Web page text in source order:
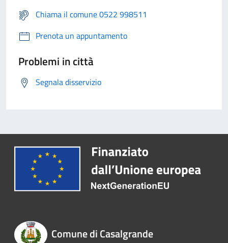
Chiama il comune 0522 998511
Prenota un appuntamento
Problemi in città
Segnala disservizio
Comune di Casalgrande